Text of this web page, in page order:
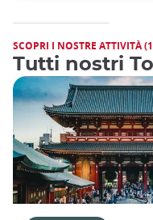
SCOPRI I NOSTRE ATTIVITÀ
Tutti nostri